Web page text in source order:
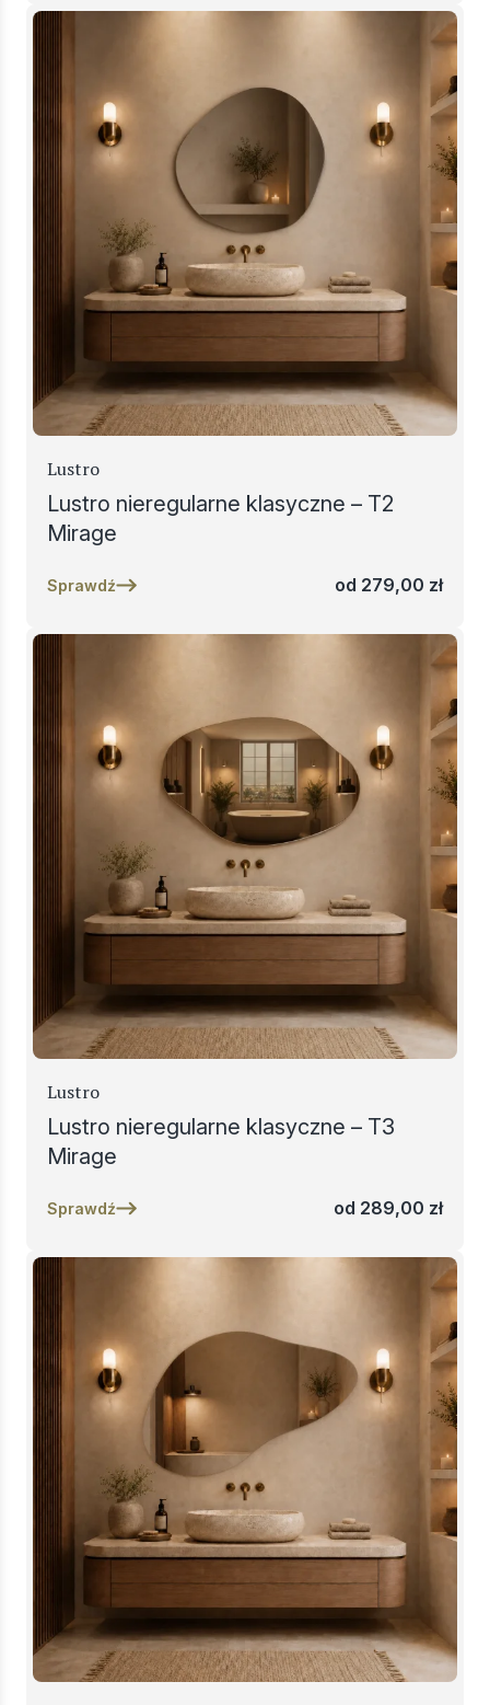
Lustro
Lustro nieregularne klasyczne – T2
Mirage
Sprawdź od 279,00 zł
Lustro
Lustro nieregularne klasyczne – T3
Mirage
Sprawdź od 289,00 zł